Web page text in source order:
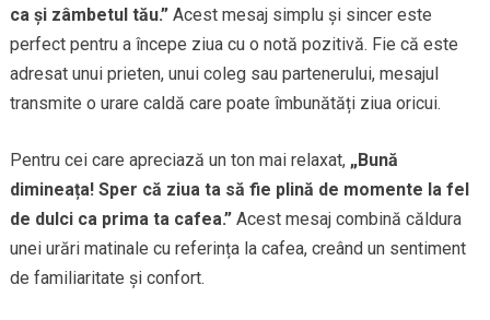
ca și zâmbetul tău.”Acest mesaj simplu și sincer este
perfect pentru a începe ziua cu o notă pozitivă. Fie că este
adresat unui prieten, unui coleg sau partenerului, mesajul
transmite o urare caldă care poate îmbunătăți ziua oricui.
Pentru cei care apreciază un ton mai relaxat, „Bună
dimineața! Sper că ziua ta să fie plină de momente la fel
de dulci ca prima ta cafea.”Acest mesaj combină căldura
unei urări matinale cu referința la cafea, creând un sentiment
de familiaritate și confort.